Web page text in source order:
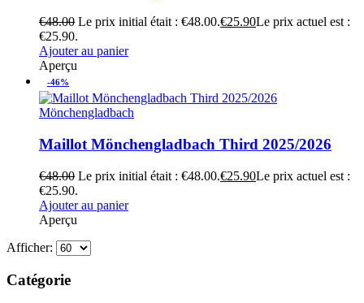
€48.00 Le prix initial était : €48.00.€25.90Le prix actuel est :
€25.90.
Ajouter au panier
Aperçu
-46%
Mönchengladbach
Maillot Mönchengladbach Third 2025/2026
€48.00 Le prix initial était : €48.00.€25.90Le prix actuel est :
€25.90.
Ajouter au panier
Aperçu
Afficher:
Catégorie